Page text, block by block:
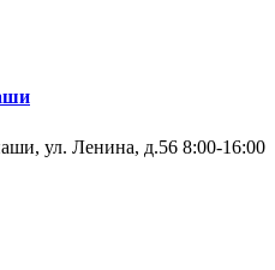
ул. Ленина, д.56 8:00-16:00